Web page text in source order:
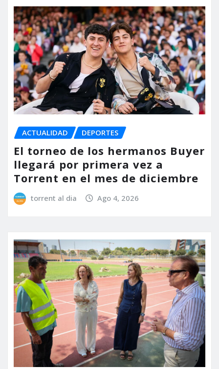
ACTUALIDAD DEPORTES
El torneo de los hermanos Buyer
llegará por primera vez a
Torrent en el mes de diciembre
torrent al dia Ago 4, 2026